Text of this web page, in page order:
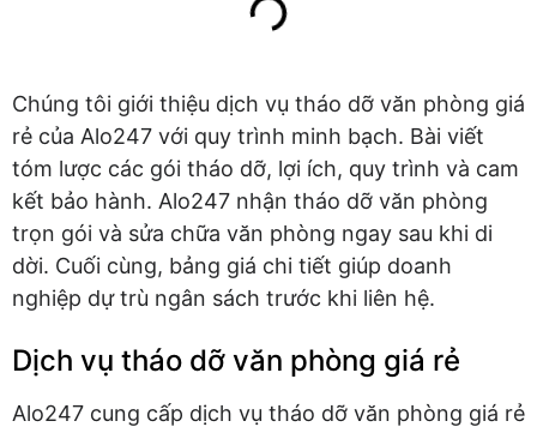
Chúng tôi giới thiệu dịch vụ tháo dỡ văn phòng giá
rẻ của Alo247 với quy trình minh bạch. Bài viết
tóm lược các gói tháo dỡ, lợi ích, quy trình và cam
kết bảo hành. Alo247 nhận tháo dỡ văn phòng
trọn gói và sửa chữa văn phòng ngay sau khi di
dời. Cuối cùng, bảng giá chi tiết giúp doanh
nghiệp dự trù ngân sách trước khi liên hệ.
Dịch vụ tháo dỡ văn phòng giá rẻ
Alo247 cung cấp dịch vụ tháo dỡ văn phòng giá rẻ